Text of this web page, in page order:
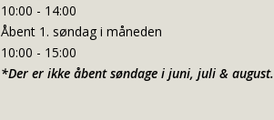
10:00 - 14:00
Åbent 1. søndag i måneden
10:00 - 15:00
*Der er ikke åbent søndage i juni, juli & august.